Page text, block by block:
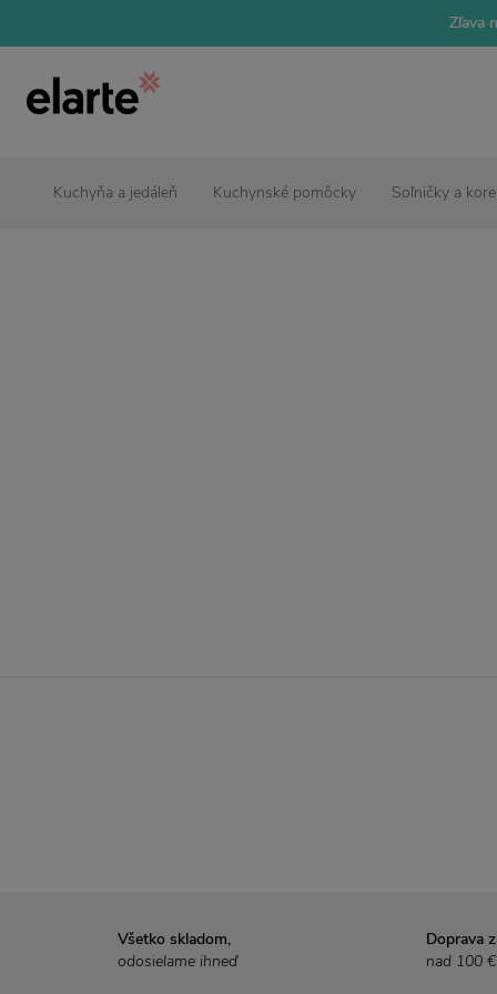
Zľava
Kuchyňa a jedáleň Kuchynské pomôcky Soľničky a
Všetko skladom,
odosielame ihneď
Doprava
nad 100 €